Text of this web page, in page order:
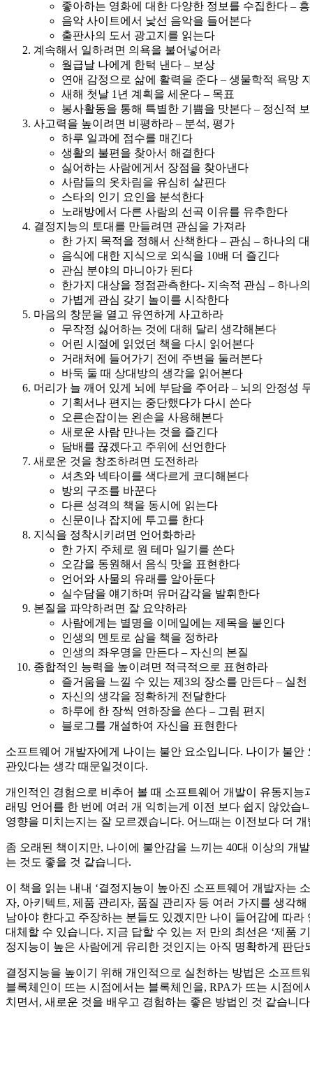
좋아하는 영화에 대한 다양한 정보를 수집한다 – 흥
음악 사이트에서 낯선 음악을 들어본다
출판사의 도서 광고지를 읽는다
계속해서 일하려면 의욕을 불어넣어라
월급날 나에게 한턱 낸다 – 보상
연애 감정으로 삶에 활력을 준다 – 생물학적 욕망
새해 첫날 1년 계획을 세운다 – 목표
봉사활동을 통해 특별한 기쁨을 맛본다 – 정신적
사고력을 높이려면 비평하라 – 분석, 평가
하루 일과에 점수를 매긴다
생활의 불편을 찾아서 해결한다
싫어하는 사람에게서 장점을 찾아낸다
사람들의 옷차림을 유심히 살핀다
스타의 인기 요인을 분석한다
노래방에서 다른 사람의 선곡 이유를 유추한다
결정지능의 토대를 만들려면 관심을 가져라
한 가지 목적을 정해서 산책한다 – 관심 – 하나의
음식에 대한 지식으로 외식을 10배 더 즐긴다
관심 분야의 마니아가 된다
한가지 대상을 정점관측한다- 지속적 관심 – 하나
가볍게 관심 갖기 놀이를 시작한다
마음의 창문을 열고 유연하게 사고하라
무작정 싫어하는 것에 대해 달리 생각해본다
어린 시절에 읽었던 책을 다시 읽어본다
거래처에 들어가기 전에 주변을 둘러본다
바둑 둘 때 상대방의 생각을 읽어본다
머리가 늘 깨어 있게 뇌에 부담을 주어라 – 뇌의 안정성
기획서나 편지는 중단했다가 다시 쓴다
오른손잡이는 왼손을 사용해본다
새로운 사람 만나는 것을 즐긴다
담배를 끊겠다고 주위에 선언한다
새로운 것을 창조하려면 도전하라
셔츠와 넥타이를 색다르게 코디해본다
방의 구조를 바꾼다
다른 성격의 책을 동시에 읽는다
신문이나 잡지에 투고를 한다
지식을 정착시키려면 언어화하라
한 가지 주체로 원 테마 일기를 쓴다
오감을 동원해서 음식 맛을 표현한다
언어와 사물의 유래를 알아둔다
실수담을 얘기하며 유머감각을 발휘한다
본질을 파악하려면 잘 요약하라
사람에게는 별명을 이메일에는 제목을 붙인다
인생의 멘토로 삼을 책을 정하라
인생의 좌우명을 만든다 – 자신의 본질
종합적인 능력을 높이려면 적극적으로 표현하라
즐거움을 느낄 수 있는 제3의 장소를 만든다 – 실천
자신의 생각을 정확하게 전달한다
하루에 한 장씩 연하장을 쓴다 – 그림 편지
블로그를 개설하여 자신을 표현한다
소프트웨어 개발자에게 나이는 불안 요소입니다. 나이가 불
관있다는 생각 때문일것이다.
개인적인 경험으로 비추어 볼 때 소프트웨어 개발이 유동지
래밍 언어를 한 번에 여러 개 익히는게 이전 보다 쉽지 않았
영향을 미치는지는 잘 모르겠습니다. 어느때는 이전보다 더
좀 오래된 책이지만, 나이에 불안감을 느끼는 40대 이상의 개
는 것도 좋을 것 같습니다.
이 책을 읽는 내내 ‘결정지능이 높아진 소프트웨어 개발자는
자, 아키텍트, 제품 관리자, 품질 관리자 등 여러 가지를 생각
남아야 한다고 주장하는 분들도 있겠지만 나이 들어감에 따
대체할 수 있습니다. 지금 답할 수 있는 저 만의 최선은 ‘제품
정지능이 높은 사람에게 유리한 것인지는 아직 명확하게 판단
결정지능을 높이기 위해 개인적으로 실천하는 방법은 소프
블록체인이 뜨는 시점에서는 블록체인을, RPA가 뜨는 시점
치면서, 새로운 것을 배우고 경험하는 좋은 방법인 것 같습니